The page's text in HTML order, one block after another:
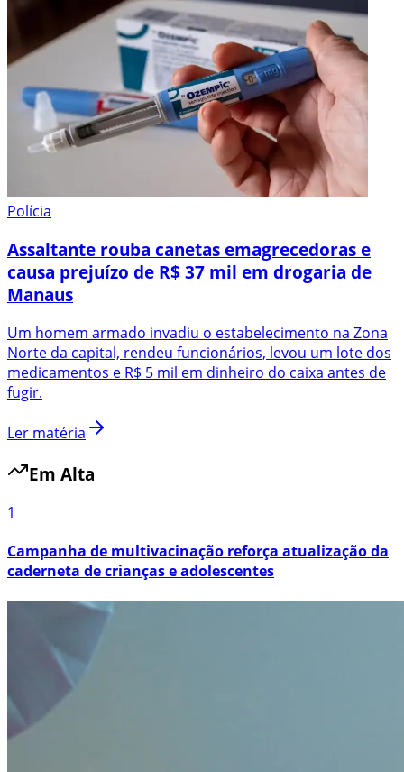
Polícia
Assaltante rouba canetas emagrecedoras e
causa prejuízo de R$ 37 mil em drogaria de
Manaus
Um homem armado invadiu o estabelecimento na Zona
Norte da capital, rendeu funcionários, levou um lote dos
medicamentos e R$ 5 mil em dinheiro do caixa antes de
fugir.
Ler matéria
Em Alta
1
Campanha de multivacinação reforça atualização da
caderneta de crianças e adolescentes